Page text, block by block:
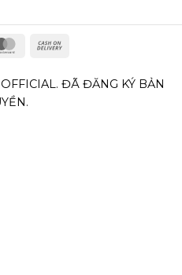
ĐÃ ĐĂNG KÝ BẢN